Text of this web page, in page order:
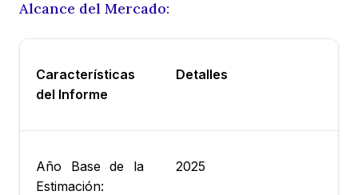
Alcance del Mercado:
Características
del Informe
Detalles
Año Base de la
Estimación:
2025